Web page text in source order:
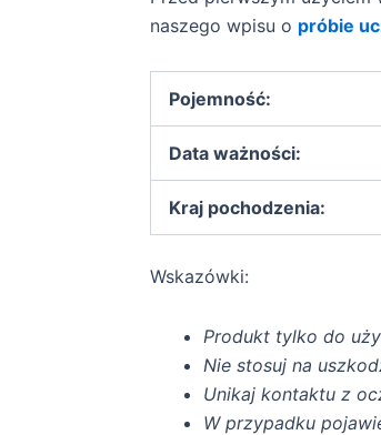
naszego wpisu o próbie
Pojemność:
Data ważności:
Kraj pochodzenia:
Wskazówki:
Produkt tylko do
Nie stosuj na
Unikaj kontaktu z
W przypadku